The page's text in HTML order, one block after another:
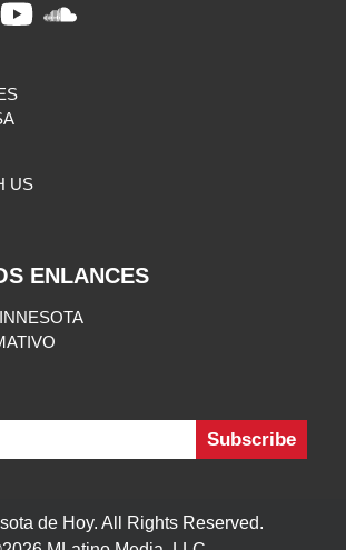
US
ENLANCES
de Hoy. All Rights Reserved.